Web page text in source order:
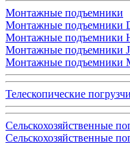
Монтажные подъемники
Монтажные подъемники
Монтажные подъемники
Монтажные подъемники
Монтажные подъемники
Телескопические
Сельскохозяйственные
Сельскохозяйственные